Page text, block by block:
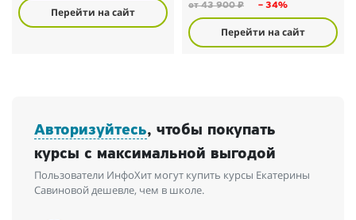
Перейти на сайт от 43 900 ₽ – 34%
Перейти на сайт
Авторизуйтесь, чтобы покупать
курсы с максимальной выгодой
Пользователи ИнфоХит могут купить курсы Екатерины
Савиновой дешевле, чем в школе.